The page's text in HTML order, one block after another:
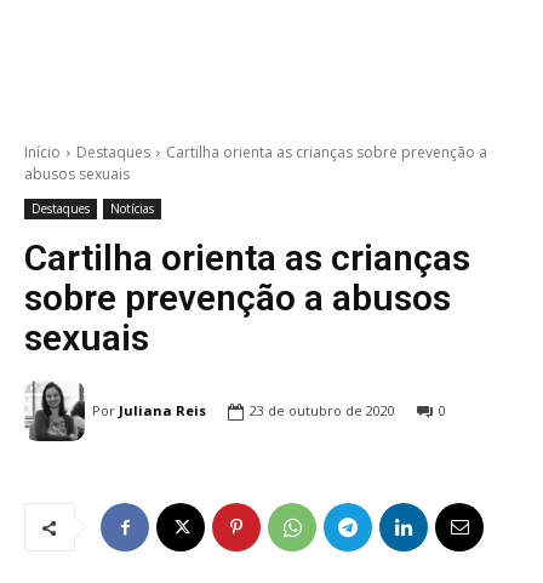
Início Destaques
Cartilha orienta as crianças sobre prevenção a
abusos sexuais
Destaques Notícias
Cartilha orienta as crianças
sobre prevenção a abusos
sexuais
Por Juliana Reis 23 de outubro de 2020 0